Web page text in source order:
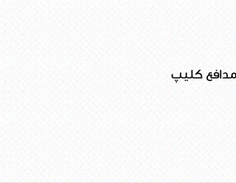
مدافع کلیپ